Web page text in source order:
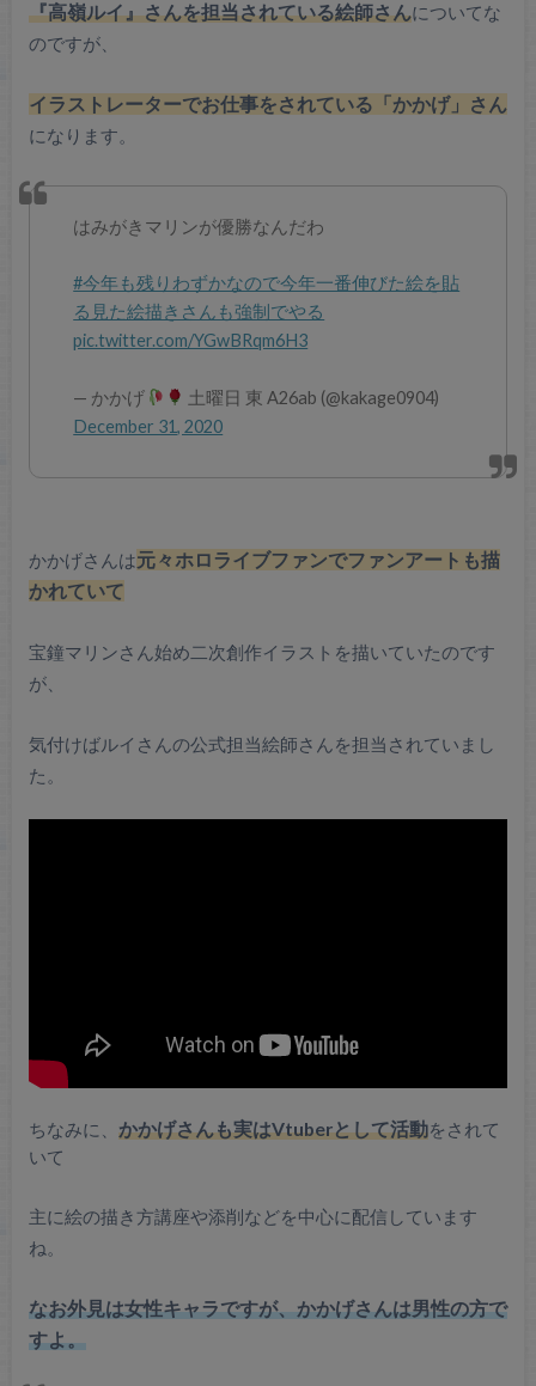
『高嶺ルイ』さんを担当されている絵師さんについてな
のですが、
イラストレーターでお仕事をされている「かかげ」さん
になります。
はみがきマリンが優勝なんだわ
#今年も残りわずかなので今年一番伸びた絵を貼
る見た絵描きさんも強制でやる
pic.twitter.com/YGwBRqm6H3
— かかげ
土曜日 東 A26ab (@kakage0904)
December 31, 2020
かかげさんは元々ホロライブファンでファンアートも描
かれていて
宝鐘マリンさん始め二次創作イラストを描いていたのです
が、
気付けばルイさんの公式担当絵師さんを担当されていまし
た。
ちなみに、 かかげさんも実はVtuberとして活動をされて
いて
主に絵の描き方講座や添削などを中心に配信しています
ね。
なお外見は女性キャラですが、かかげさんは男性の方で
すよ。